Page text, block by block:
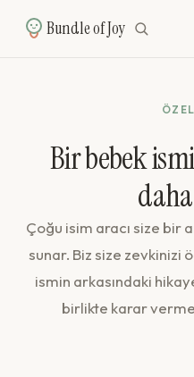
Bundle of Joy
Bir bebek
Çoğu isim aracı size bir
sunar. Biz size zevkinizi
ismin arkasındaki
birlikte karar